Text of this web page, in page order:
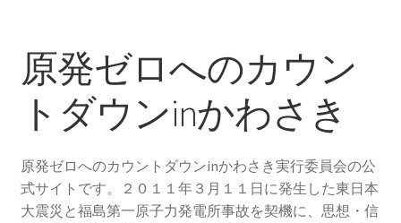
キ
プ
活動紹介
2012.3.11 「原発ゼロへのカウントダウンinかわさ
原発ゼロ金曜日行動 inかわさき
原発ゼロへのカウン
トダウンinかわさき
原発ゼロへのカウントダウンinかわさき実行委員会の公
式サイトです。２０１１年３月１１日に発生した東日本
大震災と福島第一原子力発電所事故を契機に、思想・信